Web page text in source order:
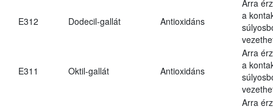
E312 Dodecil-gallát Antioxidáns
Arra
a
E311 Oktil-gallát Antioxidáns
Arra
a
Arra